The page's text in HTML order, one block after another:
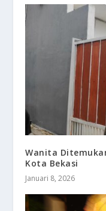
Wanita
Kota Bekasi
Januari 8, 2026